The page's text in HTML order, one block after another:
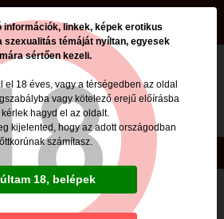
a beszamolok.hu -n
élő, rossz linkre kattintottál,
be a megnyitni kívánt lap címét.
© beszamolok.hu 2020
információk, linkek, képek erotikus
szexualitás témáját nyíltan, egyesek
sértően kezeli.
el 18 éves, vagy a térségedben az oldal
vagy kötelező erejű előírásba
hagyd el az oldalt.
kijelented, hogy az adott országodban
számítasz.
18, belépek